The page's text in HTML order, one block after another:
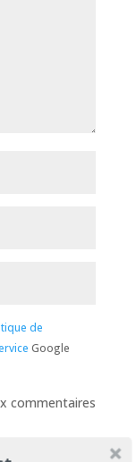
de
Google
commentaires
articles par e-